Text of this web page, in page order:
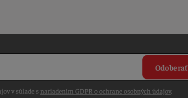
Odoberať
v súlade snariadením GDPR o ochrane osobných údajov.